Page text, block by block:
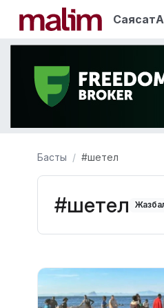
Саясат
Басты #шетел
#шетел